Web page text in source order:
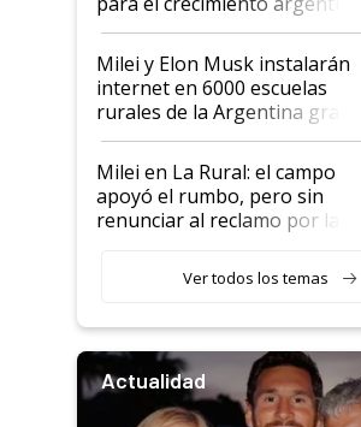
Milei y Elon Musk instalarán
internet en 6000 escuelas
rurales de la Argentina gracias
a un acuerdo con Starlink
Milei en La Rural: el campo
apoyó el rumbo, pero sin
renunciar al reclamo por las
Ver todos los temas
Actualidad